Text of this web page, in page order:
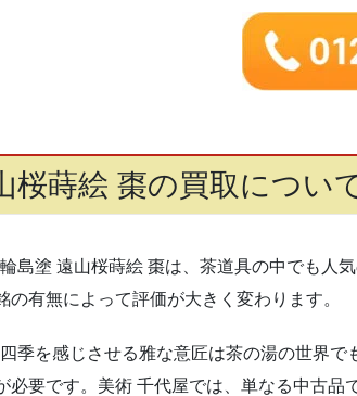
桜蒔絵 棗の買取につい
島塗 遠山桜蒔絵 棗は、茶道具の中でも人
の有無によって評価が大きく変わります。
季を感じさせる雅な意匠は茶の湯の世界
必要です。美術 千代屋では、単なる中古品